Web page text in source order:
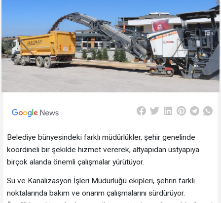
Belediye bünyesindeki farklı müdürlükler, şehir genelinde
koordineli bir şekilde hizmet vererek, altyapıdan üstyapıya
birçok alanda önemli çalışmalar yürütüyor.
Su ve Kanalizasyon İşleri Müdürlüğü ekipleri, şehrin farklı
noktalarında bakım ve onarım çalışmalarını sürdürüyor.